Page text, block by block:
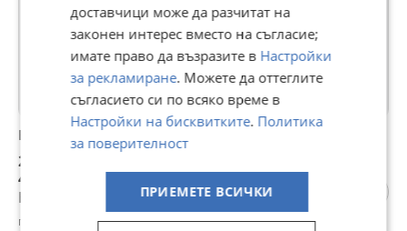
Багер New Holland FB100-Нов внос!
24 800 €
48 504,58 лв
Не се начислява ДДС
гр. Симитли, Благоевград, 02 август
доставчици може да разчитат на
законен интерес вместо на съгласие;
имате право да възразите в Настройки
за рекламиране. Можете да оттеглите
съгласието си по всяко време в
Настройки на бисквитките. Политика
за поверителност
ПРИЕМЕТЕ ВСИЧКИ